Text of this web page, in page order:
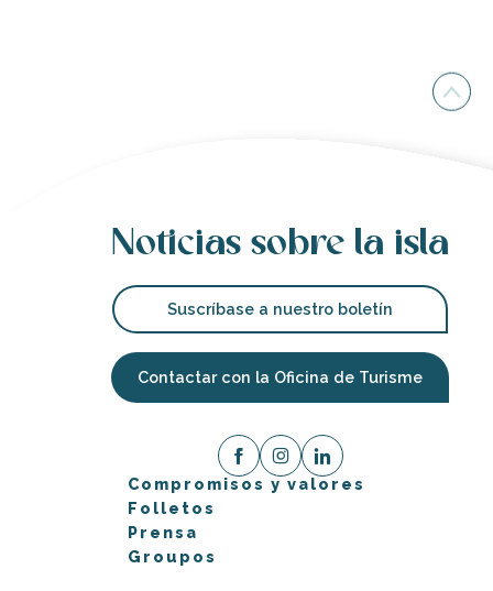
Noticias sobre la isla
Suscríbase a nuestro boletín
Contactar con la Oficina de Turisme
Compromisos y valores
Folletos
Prensa
Groupos